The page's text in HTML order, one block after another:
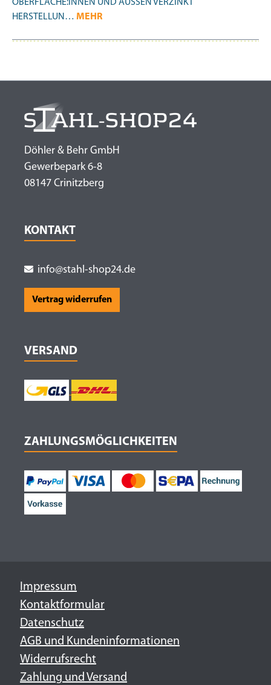
OBERFLÄCHE:INNEN UND AUSSEN VERZINKT
HERSTELLUN… MEHR
Döhler & Behr GmbH
Gewerbepark 6-8
08147 Crinitzberg
KONTAKT
info@stahl-shop24.de
Vertrag widerrufen
VERSAND
ZAHLUNGSMÖGLICHKEITEN
Impressum
Kontaktformular
Datenschutz
AGB und Kundeninformationen
Widerrufsrecht
Zahlung und Versand